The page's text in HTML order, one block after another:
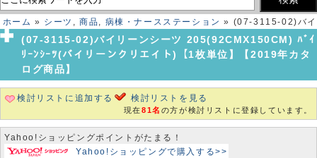
ホーム » シーツ ,商品, 病棟・ナースステーション » (07-3115-02)バイ
リーンシーツ 205(92CMX150CM) ﾊﾞｲﾘｰﾝｼｰﾂ(バイリーンクリエイト)
【1枚単位】【2019年カタログ商品】
(07-3115-02)バイリーンシーツ 205(92CMX150CM) ﾊﾞｲ
ﾘｰﾝｼｰﾂ(バイリーンクリエイト)【1枚単位】【2019年カタ
ログ商品】
検討リストに追加する 検討リストを見る
現在81名 の方が検討リストに登録しています。
Yahoo!ショッピングポイントがたまる！
Yahoo!ショッピングで購入する>>